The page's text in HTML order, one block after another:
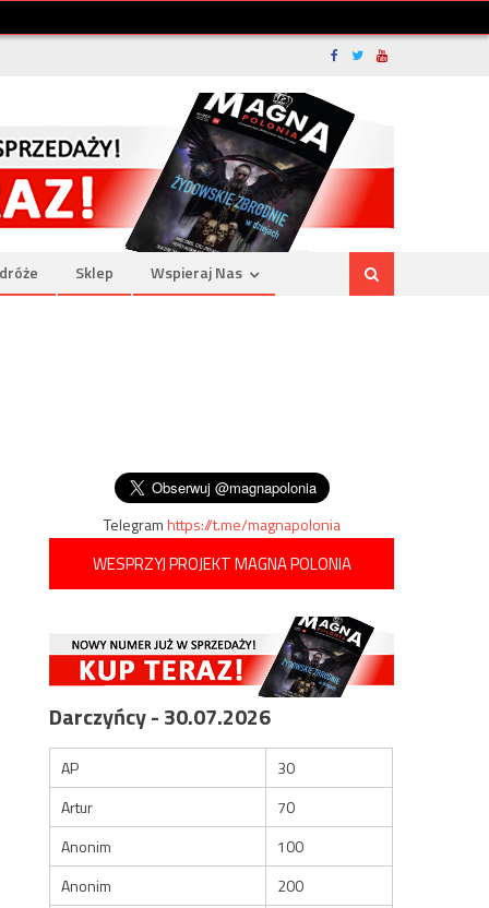
Sklep Wspieraj Nas
Telegramhttps://t.me/magnapolonia
WESPRZYJ PROJEKT MAGNA POLONIA
Darczyńcy - 30.07.2026
AP
30
Artur
70
Anonim
100
Anonim
200